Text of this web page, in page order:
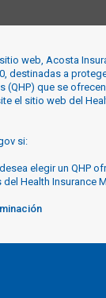
web, Acosta
destinadas a
que se
el sitio web del
si:
elegir un QHP
Health Insurance